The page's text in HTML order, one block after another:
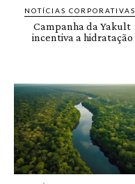
NOTÍCIAS CORPORATIVAS
Campanha da Yakult
incentiva a hidratação